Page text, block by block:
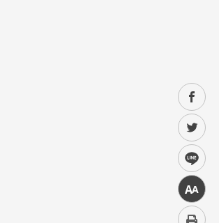
facebook
twitter
line
中